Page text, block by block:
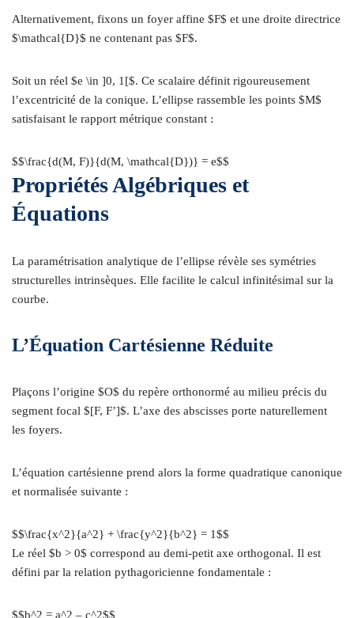
Alternativement, fixons un foyer affine $F$ et une droite directrice
$\mathcal{D}$ ne contenant pas $F$.
Soit un réel $e \in ]0, 1[$. Ce scalaire définit rigoureusement
l’excentricité de la conique. L’ellipse rassemble les points $M$
satisfaisant le rapport métrique constant :
$$\frac{d(M, F)}{d(M, \mathcal{D})} = e$$
Propriétés Algébriques et
Équations
La paramétrisation analytique de l’ellipse révèle ses symétries
structurelles intrinsèques. Elle facilite le calcul infinitésimal sur la
courbe.
L’Équation Cartésienne Réduite
Plaçons l’origine $O$ du repère orthonormé au milieu précis du
segment focal $[F, F’]$. L’axe des abscisses porte naturellement
les foyers.
L’équation cartésienne prend alors la forme quadratique canonique
et normalisée suivante :
$$\frac{x^2}{a^2} + \frac{y^2}{b^2} = 1$$
Le réel $b > 0$ correspond au demi-petit axe orthogonal. Il est
défini par la relation pythagoricienne fondamentale :
$$b^2 = a^2 – c^2$$